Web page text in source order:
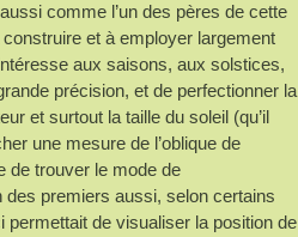
comme l’un des pères de cette
et à employer largement
aux saisons, aux solstices,
précision, et de perfectionner la
et surtout la taille du soleil (qu’il
une mesure de l’oblique de
de trouver le mode de
des premiers aussi, selon certains
permettait de visualiser la position de